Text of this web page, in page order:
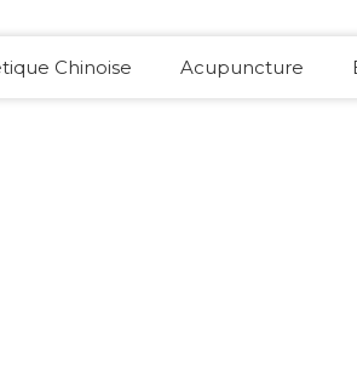
Chinoise Acupuncture